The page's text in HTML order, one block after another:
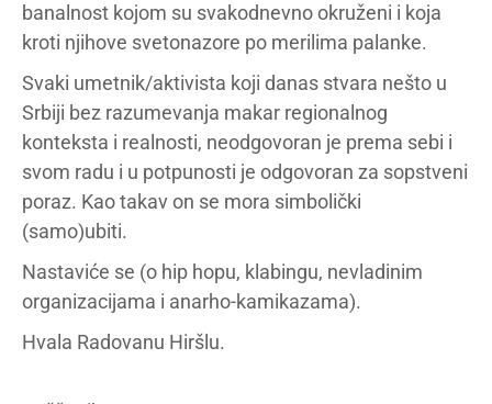
banalnost kojom su svakodnevno okruženi i koja
kroti njihove svetonazore po merilima palanke.
Svaki umetnik/aktivista koji danas stvara nešto u
Srbiji bez razumevanja makar regionalnog
konteksta i realnosti, neodgovoran je prema sebi i
svom radu i u potpunosti je odgovoran za sopstveni
poraz. Kao takav on se mora simbolički
(samo)ubiti.
Nastaviće se (o hip hopu, klabingu, nevladinim
organizacijama i anarho-kamikazama).
Hvala Radovanu Hiršlu.